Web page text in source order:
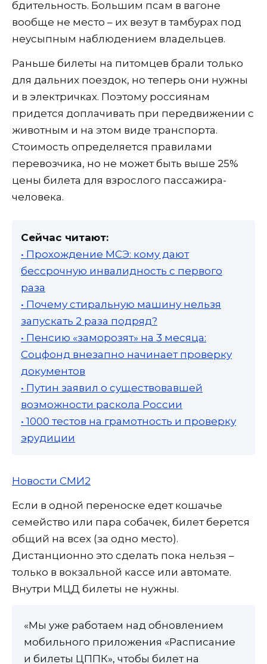
бдительность. Большим псам в вагоне
вообще не место – их везут в тамбурах под
неусыпным наблюдением владельцев.
Раньше билеты на питомцев брали только
для дальних поездок, но теперь они нужны
и в электричках. Поэтому россиянам
придется доплачивать при передвижении с
животным и на этом виде транспорта.
Стоимость определяется правилами
перевозчика, но не может быть выше 25%
цены билета для взрослого пассажира-
человека.
Сейчас читают:
• Прохождение МСЭ: кому дают
бессрочную инвалидность с первого
раза
• Почему стиральную машину нельзя
запускать 2 раза подряд?
• Пенсию «заморозят» на 3 месяца:
Соцфонд внезапно начинает проверку
документов
• Путин заявил о существовавшей
возможности раскола России
• 1000 тестов на грамотность и проверку
эрудиции
Новости СМИ2
Если в одной переноске едет кошачье
семейство или пара собачек, билет берется
общий на всех (за одно место).
Дистанционно это сделать пока нельзя –
только в вокзальной кассе или автомате.
Внутри МЦД билеты не нужны.
«Мы уже работаем над обновлением
мобильного приложения «Расписание
и билеты ЦППК», чтобы билет на